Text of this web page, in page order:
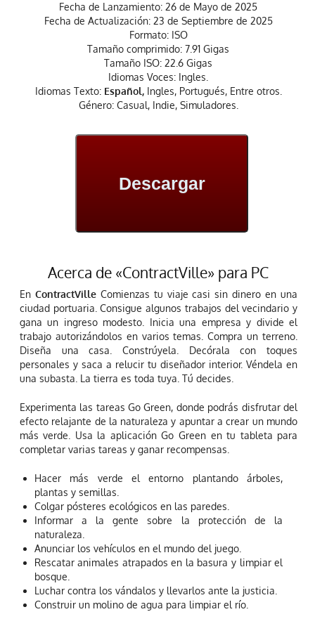
Fecha de Lanzamiento: 26 de Mayo de 2025
Fecha de Actualización: 23 de Septiembre de 2025
Formato: ISO
Tamaño comprimido: 7.91 Gigas
Tamaño ISO: 22.6 Gigas
Idiomas Voces: Ingles.
Idiomas Texto: Español, Ingles, Portugués, Entre otros.
Género: Casual, Indie, Simuladores.
Descargar
Acerca de «ContractVille» para PC
EnContractVilleComienzas tu viaje casi sin dinero en una
ciudad portuaria. Consigue algunos trabajos del vecindario y
gana un ingreso modesto. Inicia una empresa y divide el
trabajo autorizándolos en varios temas. Compra un terreno.
Diseña una casa. Constrúyela. Decórala con toques
personales y saca a relucir tu diseñador interior. Véndela en
una subasta. La tierra es toda tuya. Tú decides.
Experimenta las tareas Go Green, donde podrás disfrutar del
efecto relajante de la naturaleza y apuntar a crear un mundo
más verde. Usa la aplicación Go Green en tu tableta para
completar varias tareas y ganar recompensas.
Hacer más verde el entorno plantando árboles,
plantas y semillas.
Colgar pósteres ecológicos en las paredes.
Informar a la gente sobre la protección de la
naturaleza.
Anunciar los vehículos en el mundo del juego.
Rescatar animales atrapados en la basura y limpiar el
bosque.
Luchar contra los vándalos y llevarlos ante la justicia.
Construir un molino de agua para limpiar el río.